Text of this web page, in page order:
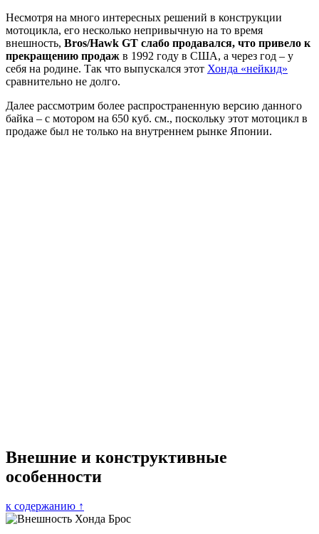
Несмотря на много интересных решений в конструкции
мотоцикла, его несколько непривычную на то время
внешность, Bros/Hawk GT слабо продавался, что привело к
прекращению продаж в 1992 году в США, а через год – у
себя на родине. Так что выпускался этот Хонда «нейкид»
сравнительно не долго.
Далее рассмотрим более распространенную версию данного
байка – с мотором на 650 куб. см., поскольку этот мотоцикл в
продаже был не только на внутреннем рынке Японии.
Внешние и конструктивные
особенности
к содержанию ↑